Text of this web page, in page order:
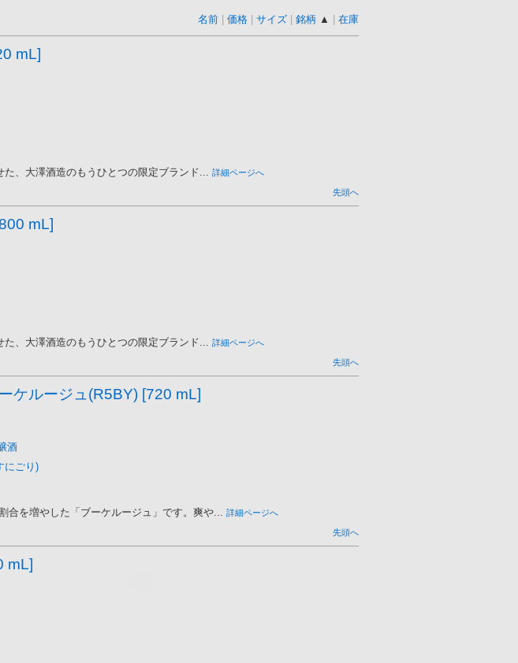
名前 価格 サイズ 銘柄 ▲ 在庫
mL]
、大澤酒造のもうひとつの限定ブランド... 詳細ページへ
先頭へ
mL]
、大澤酒造のもうひとつの限定ブランド... 詳細ページへ
先頭へ
ケルージュ(R5BY) [720 mL]
酒
にごり)
合を増やした「ブーケルージュ」です。爽や... 詳細ページへ
先頭へ
mL]